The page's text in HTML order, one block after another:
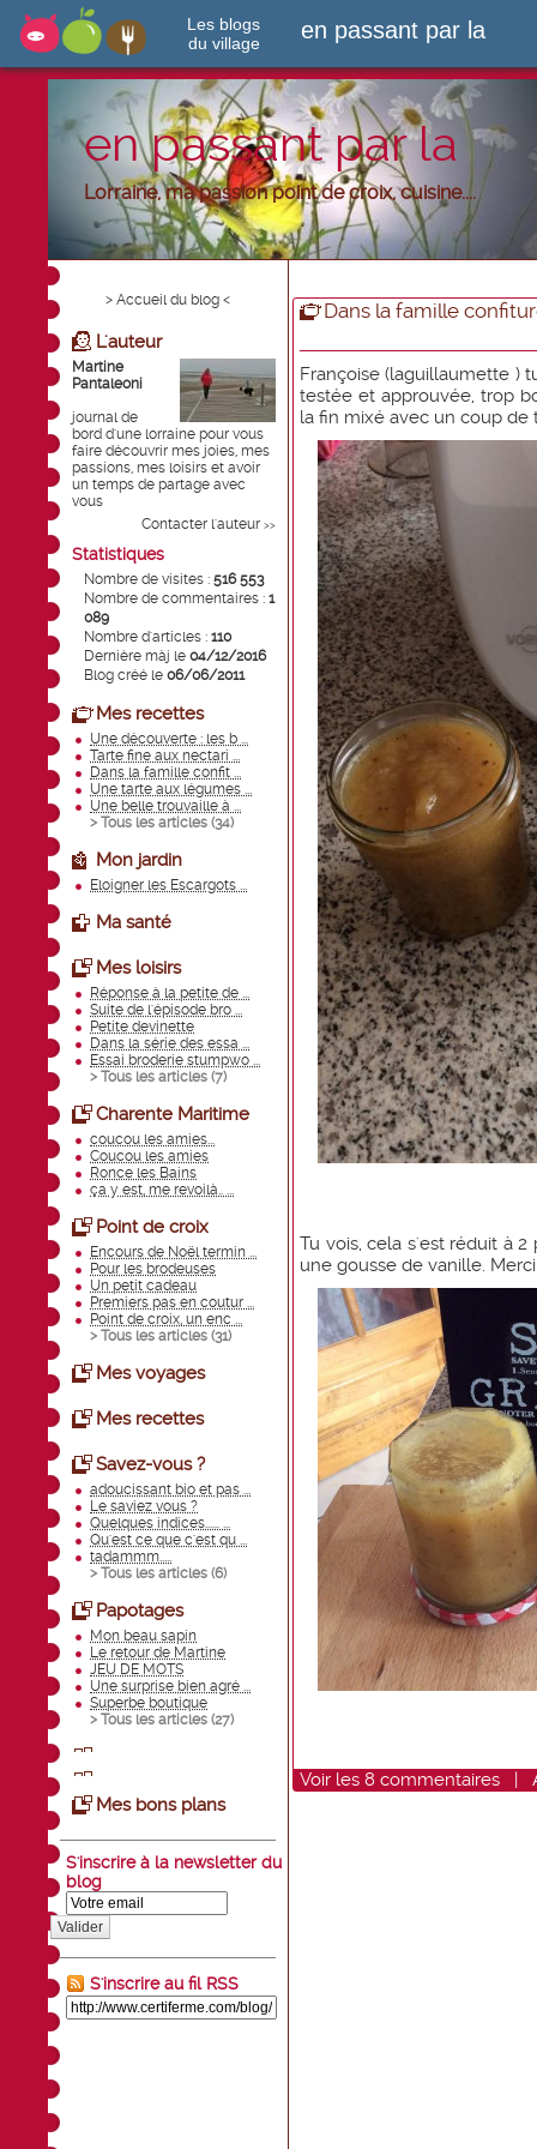
Les blogs
du village
en passant par la
en passant par la
Lorraine, ma passion point de croix, cuisine....
> Accueil du blog <
L'auteur
Martine
Pantaleoni
journal de
bord d'une lorraine pour vous
faire découvrir mes joies, mes
passions, mes loisirs et avoir
un temps de partage avec
vous
Contacter l'auteur >>
Statistiques
Nombre de visites : 516 553
Nombre de commentaires : 1
089
Nombre d'articles : 110
Dernière màj le 04/12/2016
Blog créé le 06/06/2011
Mes recettes
Une découverte : les b ...
Tarte fine aux nectari ...
Dans la famille confit ...
Une tarte aux légumes ...
Une belle trouvaille à ...
> Tous les articles (34)
Mon jardin
Eloigner les Escargots ...
Ma santé
Mes loisirs
Réponse à la petite de ...
Suite de l'épisode bro ...
Petite devinette
Dans la série des essa ...
Essai broderie stumpwo ...
> Tous les articles (7)
Charente Maritime
coucou les amies...
Coucou les amies
Ronce les Bains
ça y est, me revoilà.. ...
Point de croix
Encours de Noël termin ...
Pour les brodeuses
Un petit cadeau
Premiers pas en coutur ...
Point de croix, un enc ...
> Tous les articles (31)
Mes voyages
Mes recettes
Savez-vous ?
adoucissant bio et pas ...
Le saviez vous ?
Quelques indices...... ...
Qu'est ce que c'est qu ...
tadammm.....
> Tous les articles (6)
Papotages
Mon beau sapin
Le retour de Martine
JEU DE MOTS
Une surprise bien agré ...
Superbe boutique
> Tous les articles (27)
Mes bons plans
S'inscrire à la newsletter du
blog
Valider
S'inscrire au fil RSS
Dans la famille
Françoise (laguillaumette )
testée et approuvée, trop
la fin mixé avec un coup de
Tu vois, cela s'est réduit à
une gousse de vanille.
Voir les 8 commentaires |